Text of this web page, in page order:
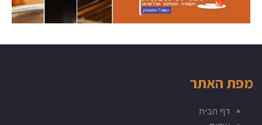
מפת האתר
דף הבית